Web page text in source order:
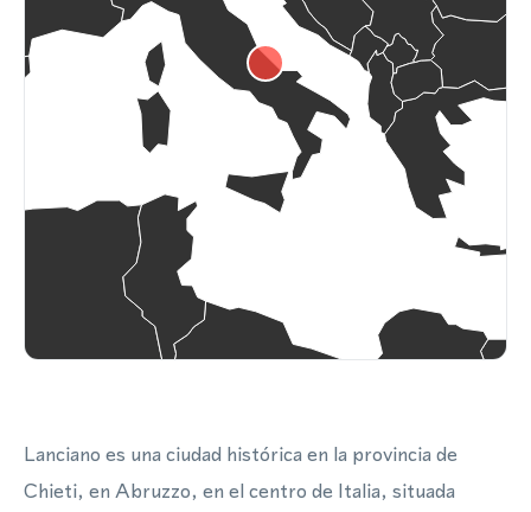
Lanciano es una ciudad histórica en la provincia de
Chieti, en Abruzzo, en el centro de Italia, situada